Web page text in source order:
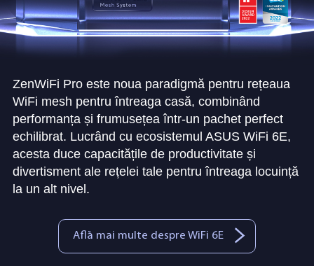
ZenWiFi Pro este noua paradigmă pentru rețeaua
WiFi mesh pentru întreaga casă, combinând
performanța și frumusețea într-un pachet perfect
echilibrat. Lucrând cu ecosistemul ASUS WiFi 6E,
acesta duce capacitățile de productivitate și
divertisment ale rețelei tale pentru întreaga locuință
la un alt nivel.
Află mai multe despre WiFi 6E